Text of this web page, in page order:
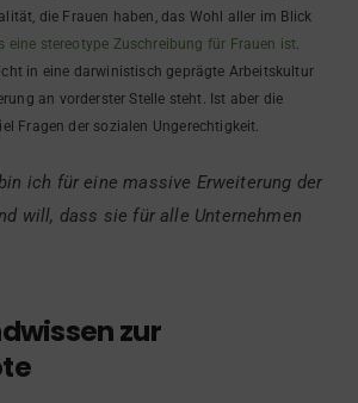
die Frauen haben, das Wohl aller im Blick
eine stereotype Zuschreibung für Frauen ist.
in eine darwinistisch geprägte Arbeitskultur
an vorderster Stelle steht. Ist aber die
Fragen der sozialen Ungerechtigkeit.
ich für eine massive Erweiterung der
will, dass sie für alle Unternehmen
zur